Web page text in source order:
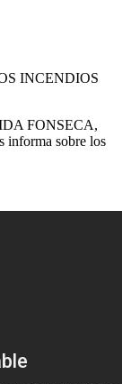
INCENDIOS
FONSECA,
informa sobre los